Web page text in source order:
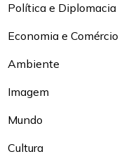
Política e Diplomacia
Economia e Comércio
Ambiente
Imagem
Mundo
Cultura